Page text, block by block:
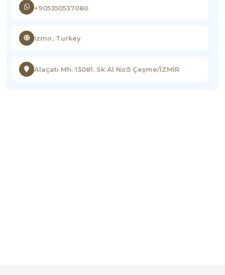
+905350537080
Izmir, Turkey
Alaçatı Mh. 13081. Sk A1 No:5 Çeşme/İZMİR